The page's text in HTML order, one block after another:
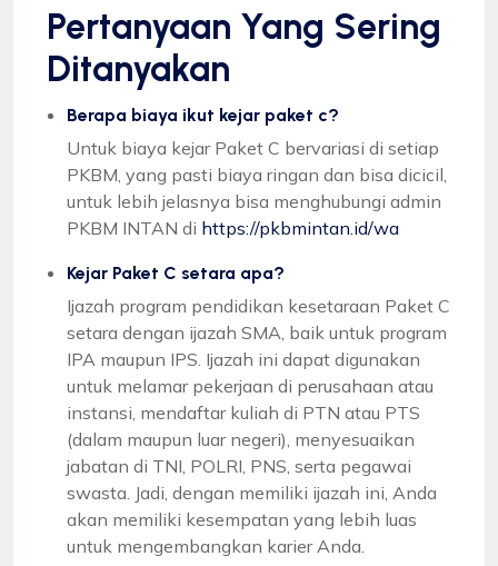
Pertanyaan Yang Sering
Ditanyakan
Berapa biaya ikut kejar paket c?
Untuk biaya kejar Paket C bervariasi di setiap
PKBM, yang pasti biaya ringan dan bisa dicicil,
untuk lebih jelasnya bisa menghubungi admin
PKBM INTAN di https://pkbmintan.id/wa
Kejar Paket C setara apa?
Ijazah program pendidikan kesetaraan Paket C
setara dengan ijazah SMA, baik untuk program
IPA maupun IPS. Ijazah ini dapat digunakan
untuk melamar pekerjaan di perusahaan atau
instansi, mendaftar kuliah di PTN atau PTS
(dalam maupun luar negeri), menyesuaikan
jabatan di TNI, POLRI, PNS, serta pegawai
swasta. Jadi, dengan memiliki ijazah ini, Anda
akan memiliki kesempatan yang lebih luas
untuk mengembangkan karier Anda.